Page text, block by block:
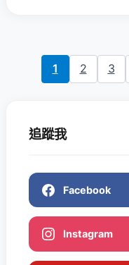
1 2 3
追蹤我
Facebook
Instagram